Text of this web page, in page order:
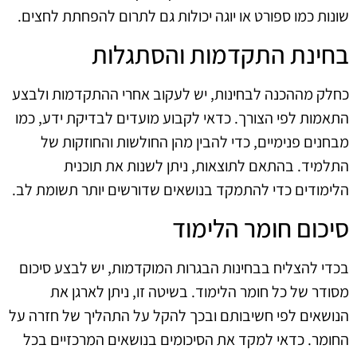
שונות כמו ספורט או יוגה יכולות גם לתרום להפחתת לחצים.
בחינת התקדמות והסתגלות
כחלק מההכנה לבחינות, יש לעקוב אחרי ההתקדמות ולבצע
התאמות לפי הצורך. כדאי לקבוע מועדים לבדיקת ידע, כמו
מבחנים פנימיים, כדי להבין מהן החולשות והחוזקות של
התלמיד. בהתאם לתוצאות, ניתן לשנות את תוכנית
הלימודים כדי להתמקד בנושאים שדורשים יותר תשומת לב.
סיכום חומר הלימוד
בכדי להצליח בבחינות הבגרות המוקדמות, יש לבצע סיכום
מסודר של כל חומר הלימוד. בשיטה זו, ניתן לארגן את
הנושאים לפי חשיבותם ובכך להקל על התהליך של חזרה על
החומר. כדאי למקד את הסיכומים בנושאים המרכזיים בכל